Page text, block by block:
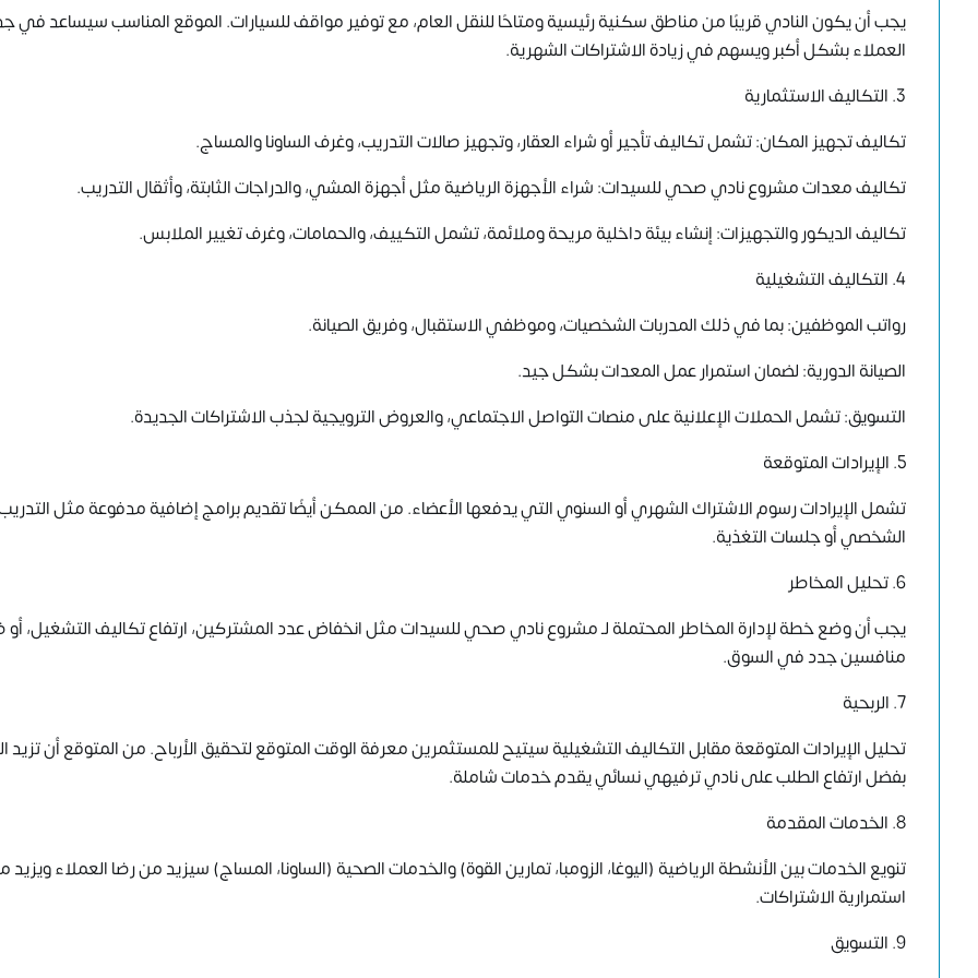
يجب أن يكون النادي قريبًا من مناطق سكنية رئيسية ومتاحًا للنقل العام، مع توفير مواقف للسيارات. الموقع المناسب سيساعد في
العملاء بشكل أكبر ويسهم في زيادة الاشتراكات الشهرية.
3. التكاليف الاستثمارية
تكاليف تجهيز المكان: تشمل تكاليف تأجير أو شراء العقار، وتجهيز صالات التدريب، وغرف الساونا والمساج.
تكاليف معدات مشروع نادي صحي للسيدات: شراء الأجهزة الرياضية مثل أجهزة المشي، والدراجات الثابتة، وأثقال التدريب.
تكاليف الديكور والتجهيزات: إنشاء بيئة داخلية مريحة وملائمة، تشمل التكييف، والحمامات، وغرف تغيير الملابس.
4. التكاليف التشغيلية
رواتب الموظفين: بما في ذلك المدربات الشخصيات، وموظفي الاستقبال، وفريق الصيانة.
الصيانة الدورية: لضمان استمرار عمل المعدات بشكل جيد.
التسويق: تشمل الحملات الإعلانية على منصات التواصل الاجتماعي، والعروض الترويجية لجذب الاشتراكات الجديدة.
5. الإيرادات المتوقعة
تشمل الإيرادات رسوم الاشتراك الشهري أو السنوي التي يدفعها الأعضاء. من الممكن أيضًا تقديم برامج إضافية مدفوعة مثل
الشخصي أو جلسات التغذية.
6. تحليل المخاطر
يجب أن وضع خطة لإدارة المخاطر المحتملة لـ مشروع نادي صحي للسيدات مثل انخفاض عدد المشتركين، ارتفاع تكاليف التشغيل،
منافسين جدد في السوق.
7. الربحية
تحليل الإيرادات المتوقعة مقابل التكاليف التشغيلية سيتيح للمستثمرين معرفة الوقت المتوقع لتحقيق الأرباح. من المتوقع أن تزيد
بفضل ارتفاع الطلب على نادي ترفيهي نسائي يقدم خدمات شاملة.
8. الخدمات المقدمة
تنويع الخدمات بين الأنشطة الرياضية (اليوغا، الزومبا، تمارين القوة) والخدمات الصحية (الساونا، المساج) سيزيد من رضا العملاء ويزيد
استمرارية الاشتراكات.
9. التسويق